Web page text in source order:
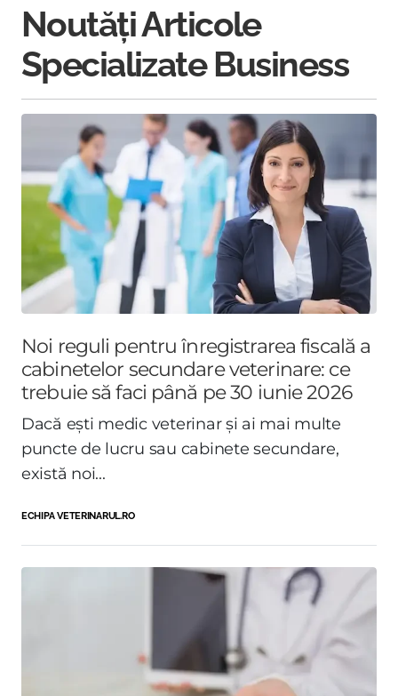
Noutăți Articole
Specializate Business
Noi reguli pentru înregistrarea fiscală a
cabinetelor secundare veterinare: ce
trebuie să faci până pe 30 iunie 2026
Dacă ești medic veterinar și ai mai multe
puncte de lucru sau cabinete secundare,
există noi...
ECHIPA VETERINARUL.RO